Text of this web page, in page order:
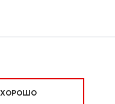
ХОРОШО